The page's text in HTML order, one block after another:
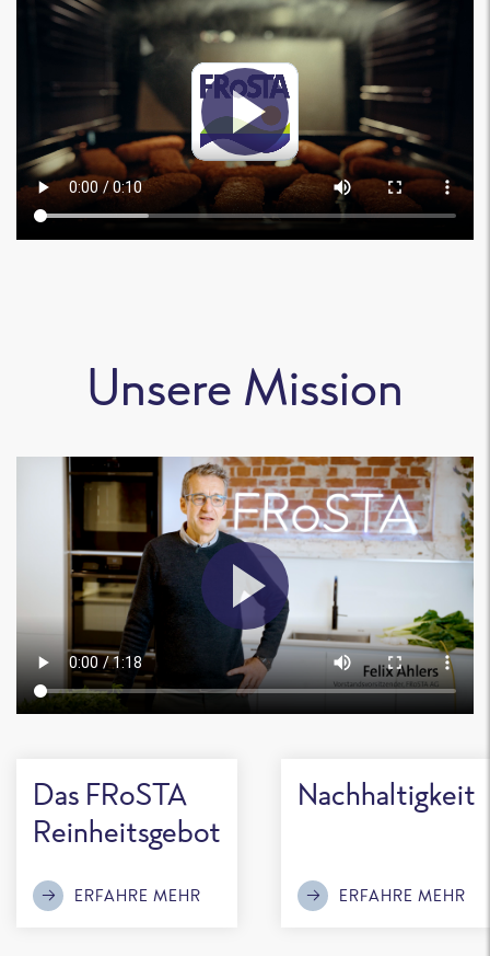
Unsere Mission
Das FRoSTA
Reinheitsgebot
ERFAHRE MEHR
Nachhaltigkeit
ERFAHRE MEHR